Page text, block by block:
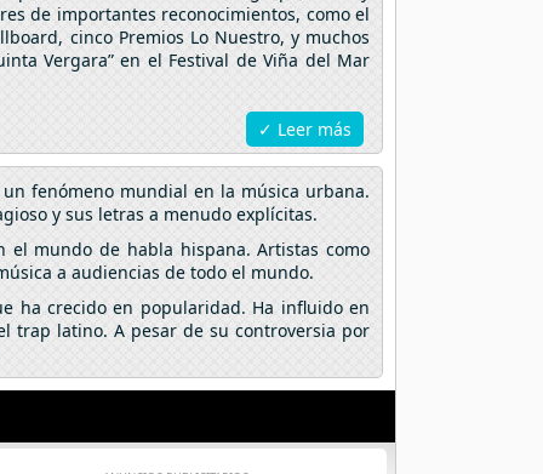
de importantes reconocimientos, como el
cinco Premios Lo Nuestro, y muchos
Vergara” en el Festival de Viña del Mar
✓ Leer más
fenómeno mundial en la música urbana.
y sus letras a menudo explícitas.
el mundo de habla hispana. Artistas como
a audiencias de todo el mundo.
ha crecido en popularidad. Ha influido en
trap latino. A pesar de su controversia por